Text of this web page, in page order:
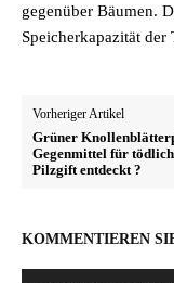
gegenüber Bäumen.
Speicherkapazität der
Vorheriger Artikel
Grüner
Gegenmittel für
Pilzgift entdeckt ?
KOMMENTIEREN